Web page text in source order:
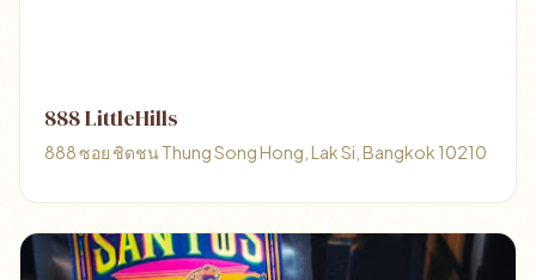
888 LittleHills
888 ซอย ชิดชน Thung Song Hong, Lak Si, Bangkok 10210